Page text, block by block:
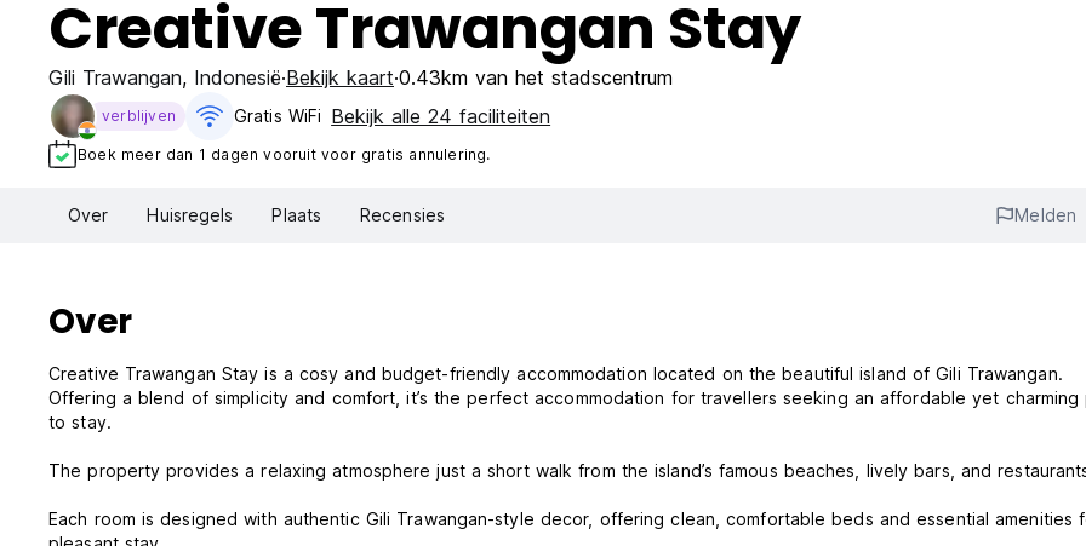
Creative Trawangan Stay
Gili Trawangan, Indonesië Bekijk kaart 0.43km van het stadscentrum
verblijven Gratis WiFi Bekijk alle 24 faciliteiten
Boek meer dan 1 dagen vooruit voor gratis annulering.
Over Huisregels Plaats Recensies Melden
Over
Creative Trawangan Stay is a cosy and budget-friendly accommodation located on the beautiful island of Gili Trawangan.
Offering a blend of simplicity and comfort, it’s the perfect accommodation for travellers seeking an affordable yet charming
to stay.
The property provides a relaxing atmosphere just a short walk from the island’s famous beaches, lively bars, and
Each room is designed with authentic Gili Trawangan-style decor, offering clean, comfortable beds and essential amenities